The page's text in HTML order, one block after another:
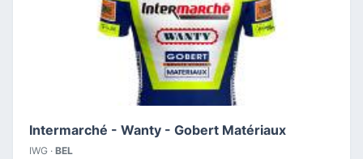
Intermarché - Wanty - Gobert Matériaux
IWG · BEL